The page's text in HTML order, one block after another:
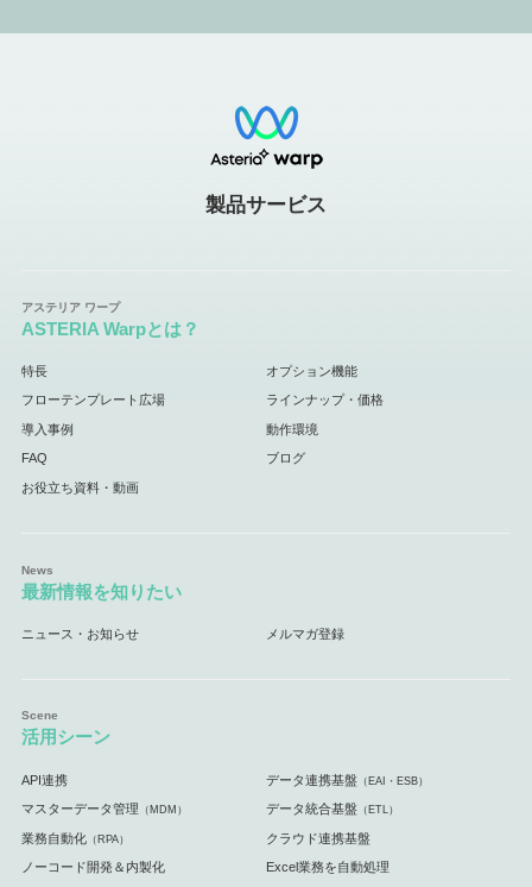
製品サービス
ASTERIA Warpとは？
特長 オプション機能
フローテンプレート広場 ラインナップ・価格
導入事例 動作環境
FAQ ブログ
お役立ち資料・動画
最新情報を知りたい
ニュース・お知らせ メルマガ登録
活用シーン
API連携 データ連携基盤 （EAI・ESB）
マスターデータ管理 （MDM） データ統合基盤 （ETL）
業務自動化（RPA） クラウド連携基盤
ノーコード開発＆内製化 Excel業務を自動処理